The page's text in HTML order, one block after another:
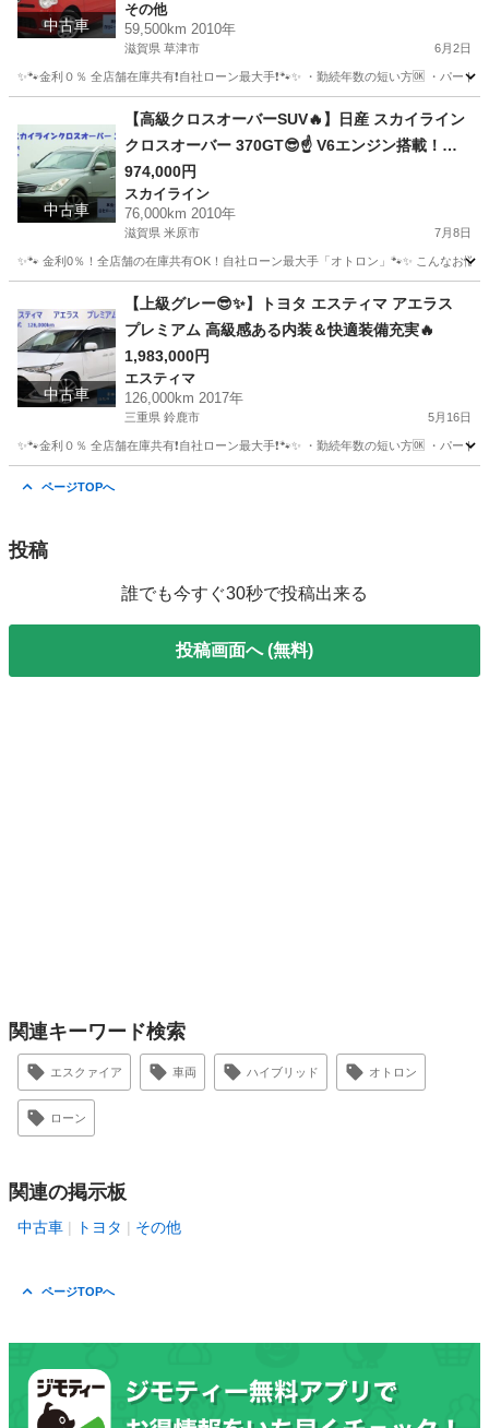
中古車
その他
59,500km 2010年
滋賀県 草津市 6月2日
✨🐾金利０％ 全店舗在庫共有❗️自社ローン最大手❗️🐾✨ ・勤続年数の短い方🆗 ・パー
その他 ココア
中古車
【高級クロスオーバーSUV🔥】日産 スカイライン
クロスオーバー 370GT😎☝️ V6エンジン搭載！力
強い走りと上質な乗り心地が魅力の一台！
974,000円
スカイライン
76,000km 2010年
滋賀県 米原市 7月8日
✨🐾 金利0％！全店舗の在庫共有OK！自社ローン最大手「オトロン」🐾✨ こんなお
スカイライン 車両
中古車
【上級グレー😎✨】トヨタ エスティマ アエラス
プレミアム 高級感ある内装＆快適装備充実🔥
1,983,000円
エスティマ
126,000km 2017年
三重県 鈴鹿市 5月16日
✨🐾金利０％ 全店舗在庫共有❗️自社ローン最大手❗️🐾✨ ・勤続年数の短い方🆗 ・パー
ページTOPへ
投稿
誰でも今すぐ30秒で投稿出来る
投稿画面へ (無料)
関連キーワード検索
エスクァイア 車両 ハイブリッド オトロン
ローン
関連の掲示板
中古車 トヨタ その他
ページTOPへ